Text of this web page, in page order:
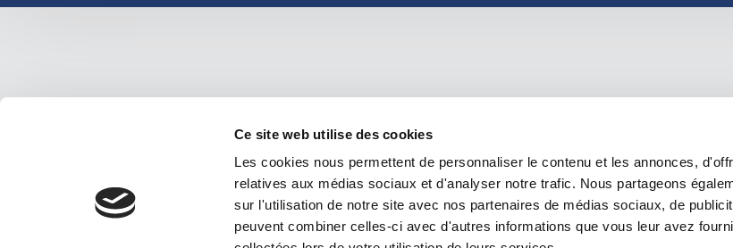
Ce site web utilise des cookies
Les cookies nous permettent de personnaliser le contenu et les annonces,
relatives aux médias sociaux et d'analyser notre trafic. Nous partageons
sur l'utilisation de notre site avec nos partenaires de médias sociaux, de
peuvent combiner celles-ci avec d'autres informations que vous leur avez